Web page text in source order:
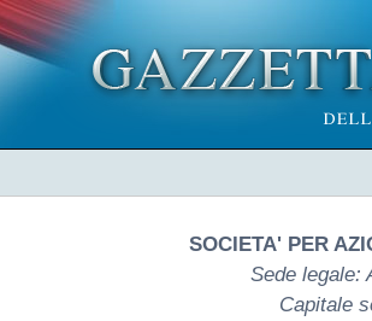
SOCIETA' PER
Sede legale:
Capitale